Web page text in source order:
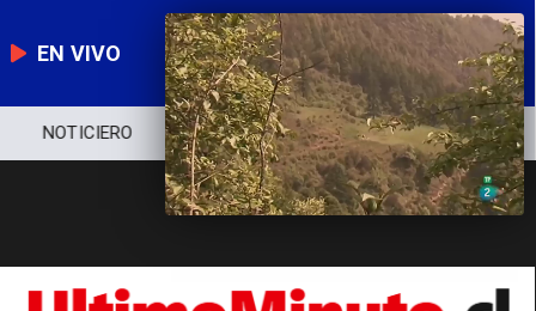
EN VIVO
NOTICIERO POLÍTICA ECONOMÍA